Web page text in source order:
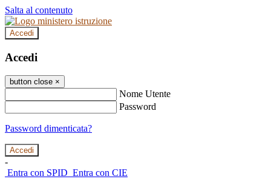
Salta al contenuto
Accedi
Accedi
button close ×
Nome Utente
Password
Password dimenticata?
-
Entra con SPID Entra con CIE